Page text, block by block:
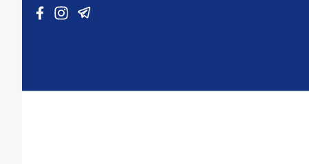
Vai al contenuto